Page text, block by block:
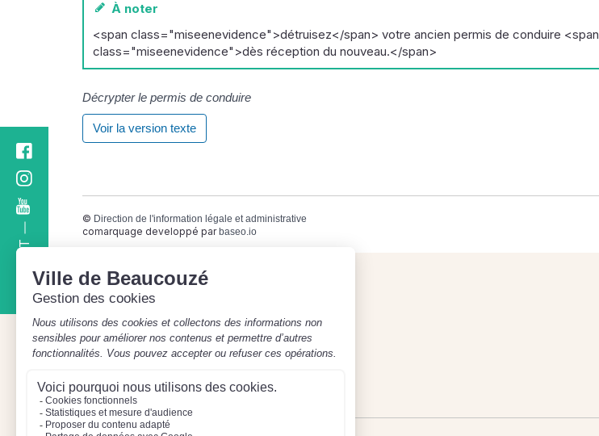
CONTACT
À noter
<span class="miseenevidence">détruisez</span> votre ancien permis de conduire <span
class="miseenevidence">dès réception du nouveau.</span>
Décrypter le permis de conduire
Voir la version texte
© Direction de l'information légale et administrative
comarquage developpé par baseo.io